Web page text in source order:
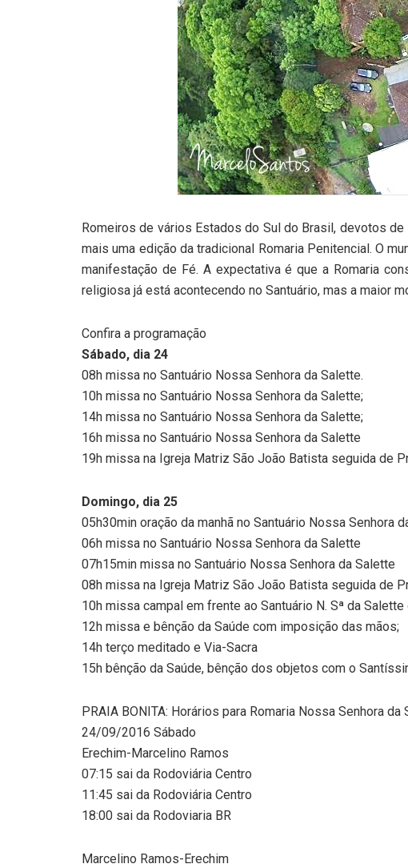
Romeiros de vários Estados do Sul do Brasil, devotos
mais uma edição da tradicional Romaria Penitencial. O
manifestação de Fé. A expectativa é que a Romaria
religiosa já está acontecendo no Santuário, mas a maior
Confira a programação
Sábado, dia 24
08h missa no Santuário Nossa Senhora da Salette.
10h missa no Santuário Nossa Senhora da Salette;
14h missa no Santuário Nossa Senhora da Salette;
16h missa no Santuário Nossa Senhora da Salette
19h missa na Igreja Matriz São João Batista seguida de
Domingo, dia 25
05h30min oração da manhã no Santuário Nossa Senhora
06h missa no Santuário Nossa Senhora da Salette
07h15min missa no Santuário Nossa Senhora da Salette
08h missa na Igreja Matriz São João Batista seguida de
10h missa campal em frente ao Santuário N. Sª da
12h missa e bênção da Saúde com imposição das mãos;
14h terço meditado e Via-Sacra
15h bênção da Saúde, bênção dos objetos com o
PRAIA BONITA: Horários para Romaria Nossa Senhora
24/09/2016 Sábado
Erechim-Marcelino Ramos
07:15 sai da Rodoviária Centro
11:45 sai da Rodoviária Centro
18:00 sai da Rodoviaria BR
Marcelino Ramos-Erechim